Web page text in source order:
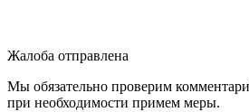
Жалоба отправлена
Мы обязательно проверим
при необходимости примем меры.